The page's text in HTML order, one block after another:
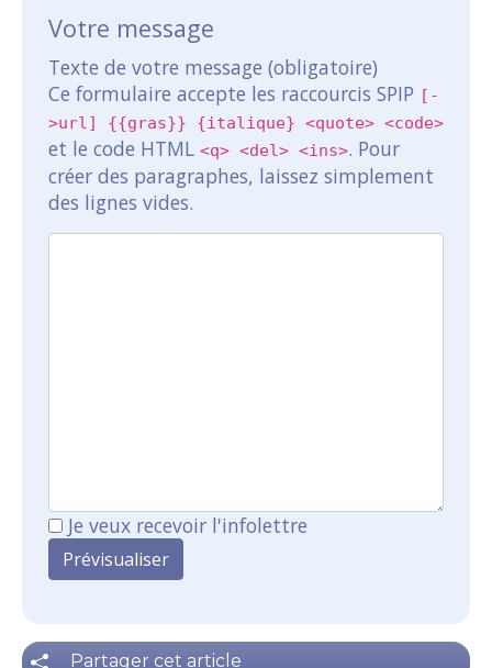
Votre message
Texte de votre message (obligatoire)
Ce formulaire accepte les raccourcis SPIP [-
>url] {{gras}} {italique} <quote> <code>
et le code HTML <q> <del> <ins>. Pour
créer des paragraphes, laissez simplement
des lignes vides.
Je veux recevoir l'infolettre
Partager cet article